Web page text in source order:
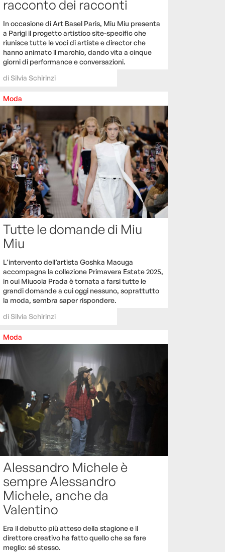
racconto dei racconti
In occasione di Art Basel Paris, Miu Miu presenta
a Parigi il progetto artistico site-specific che
riunisce tutte le voci di artiste e director che
hanno animato il marchio, dando vita a cinque
giorni di performance e conversazioni.
diSilvia Schirinzi
Moda
Tutte le domande di Miu
Miu
L’intervento dell’artista Goshka Macuga
accompagna la collezione Primavera Estate 2025,
in cui Miuccia Prada è tornata a farsi tutte le
grandi domande a cui oggi nessuno, soprattutto
la moda, sembra saper rispondere.
diSilvia Schirinzi
Moda
Alessandro Michele è
sempre Alessandro
Michele, anche da
Valentino
Era il debutto più atteso della stagione e il
direttore creativo ha fatto quello che sa fare
meglio: sé stesso.